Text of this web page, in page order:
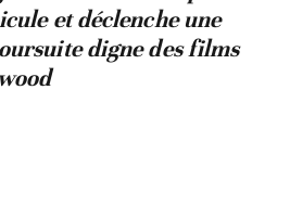
et déclenche une
digne des films